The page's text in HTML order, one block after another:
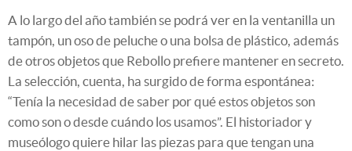
A lo largo del año también se podrá ver en la ventanilla un
tampón, un oso de peluche o una bolsa de plástico, además
de otros objetos que Rebollo prefiere mantener en secreto.
La selección, cuenta, ha surgido de forma espontánea:
“Tenía la necesidad de saber por qué estos objetos son
como son o desde cuándo los usamos”. El historiador y
museólogo quiere hilar las piezas para que tengan una